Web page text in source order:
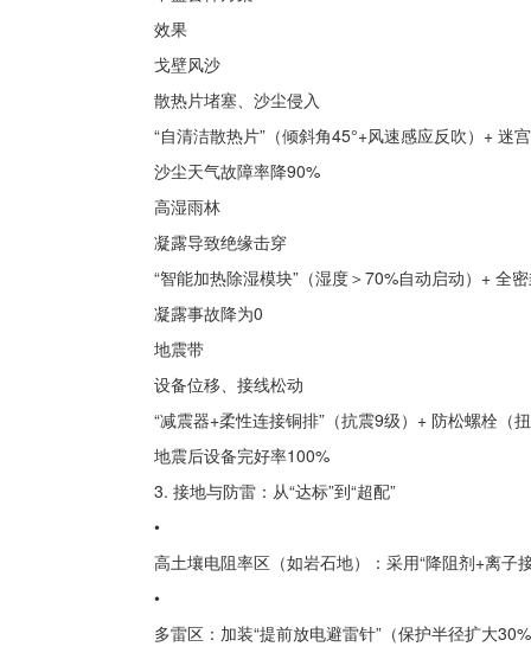
效果
戈壁风沙
散热片堵塞、沙尘侵入
“自清洁散热片”（倾斜角45°+风速感应反吹）+ 迷
沙尘天气故障率降90%
高湿雨林
凝露导致绝缘击穿
“智能加热除湿模块”（湿度＞70%自动启动）+ 全
凝露事故降为0
地震带
设备位移、接线松动
“减震器+柔性连接铜排”（抗震9级）+ 防松螺栓（
地震后设备完好率100%
3. 接地与防雷：从“达标”到“超配”
•
高土壤电阻率区（如岩石地）：采用“降阻剂+离
•
多雷区：加装“提前放电避雷针”（保护半径扩大